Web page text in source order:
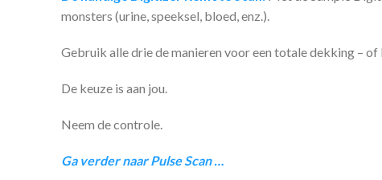
monsters (urine, speeksel, bloed, enz.).
Gebruik alle drie de manieren voor een totale dekking –
De keuze is aan jou.
Neem de controle.
Ga verder naar Pulse Scan …